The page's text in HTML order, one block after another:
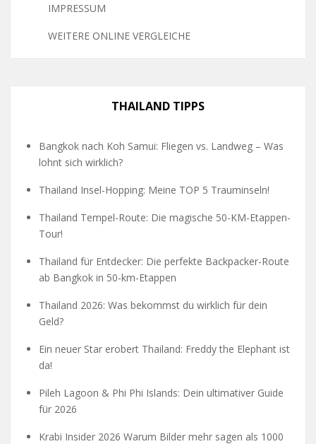
IMPRESSUM
WEITERE ONLINE VERGLEICHE
THAILAND TIPPS
Bangkok nach Koh Samui: Fliegen vs. Landweg – Was
lohnt sich wirklich?
Thailand Insel-Hopping: Meine TOP 5 Trauminseln!
Thailand Tempel-Route: Die magische 50-KM-Etappen-
Tour!
Thailand für Entdecker: Die perfekte Backpacker-Route
ab Bangkok in 50-km-Etappen
Thailand 2026: Was bekommst du wirklich für dein
Geld?
Ein neuer Star erobert Thailand: Freddy the Elephant ist
da!
Pileh Lagoon & Phi Phi Islands: Dein ultimativer Guide
für 2026
Krabi Insider 2026 Warum Bilder mehr sagen als 1000